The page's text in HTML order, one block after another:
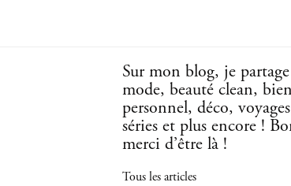
Sur mon blog, je
mode, beauté clean,
personnel, déco,
séries et plus encore !
merci d’être là !
Tous les articles